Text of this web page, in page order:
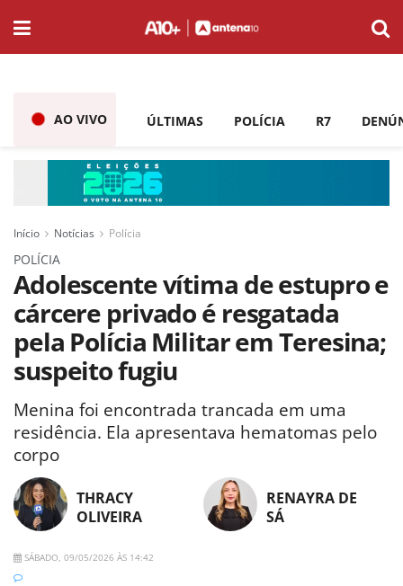
AO VIVO ÚLTIMAS POLÍCIA R7
Início Notícias Polícia
POLÍCIA
Adolescente vítima de estupro e
cárcere privado é resgatada
pela Polícia Militar em Teresina;
suspeito fugiu
Menina foi encontrada trancada em uma
residência. Ela apresentava hematomas pelo
corpo
THRACY
OLIVEIRA
RENAYRA DE
SÁ
SÁBADO, 09/05/2026 ÀS 14:42